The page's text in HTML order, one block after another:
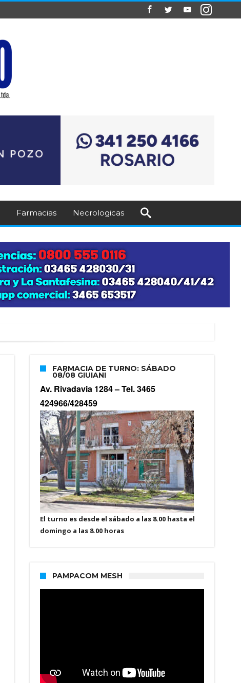
Farmacias Necrologicas
FARMACIA DE TURNO: SÁBADO
08/08 GIUIANI
Av. Rivadavia 1284 –Tel. 3465
424966/428459
El turno es desde el sábado a las 8.00 hasta el
domingo a las 8.00 horas
PAMPACOM MESH